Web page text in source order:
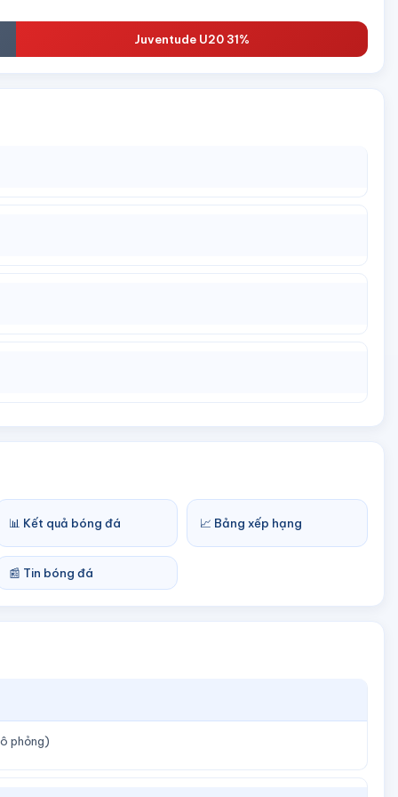
Juventude U20 31%
📊 Kết quả bóng đá 📈 Bảng xếp hạng
📰 Tin bóng đá
phỏng)